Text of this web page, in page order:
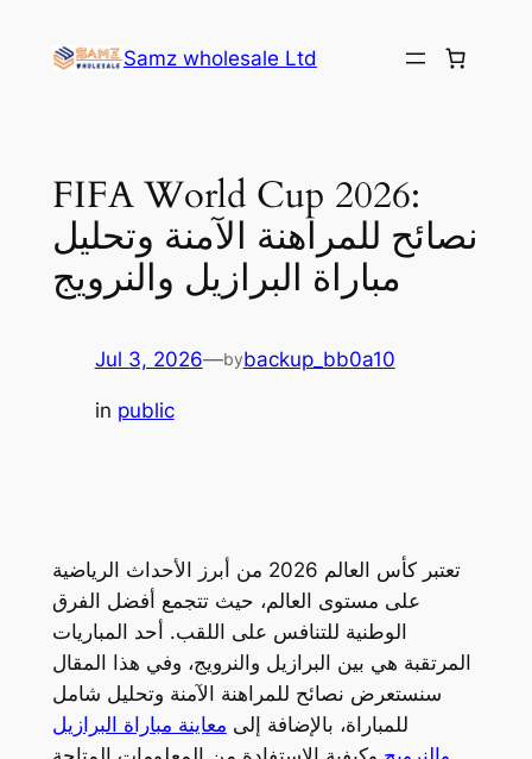
Samz wholesale Ltd
FIFA World Cup 2026:
نصائح للمراهنة الآمنة وتحليل
مباراة البرازيل والنرويج
Jul 3, 2026—bybackup_bb0a10
in public
تعتبر كأس العالم 2026 من أبرز الأحداث الرياضية
على مستوى العالم، حيث تتجمع أفضل الفرق
الوطنية للتنافس على اللقب. أحد المباريات
المرتقبة هي بين البرازيل والنرويج، وفي هذا المقال
سنستعرض نصائح للمراهنة الآمنة وتحليل شامل
للمباراة، بالإضافة إلى معاينة مباراة البرازيل